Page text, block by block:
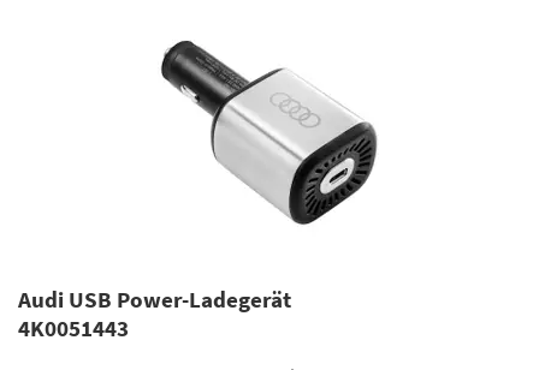
Audi USB Power-Ladegerät
4K0051443